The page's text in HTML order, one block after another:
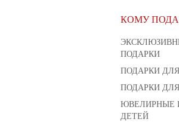
КОМУ
ПОДАРКИ
ПОДАРКИ
ПОДАРКИ
ЮВЕЛИРНЫЕ
ДЕТЕЙ